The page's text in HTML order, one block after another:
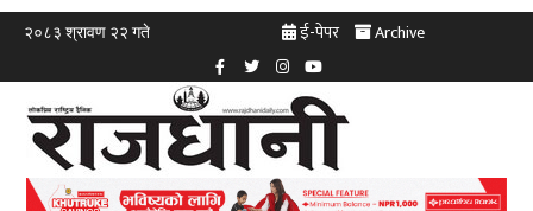
२०८३ श्रावण २२ गते ई-पेपर Archive